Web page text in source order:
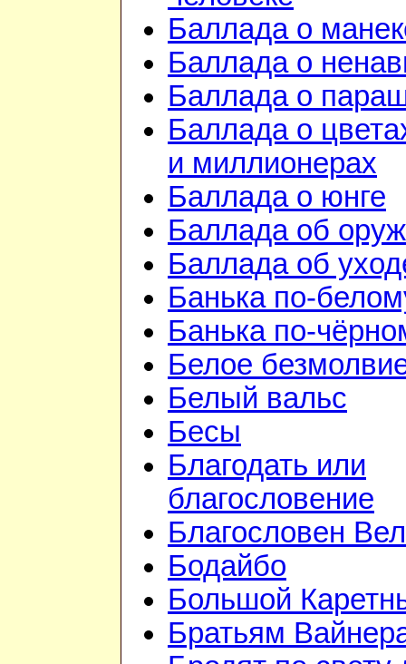
Баллада о
Баллада о
Баллада о
Баллада о
и миллионерах
Баллада о юнге
Баллада об
Баллада об
Банька по-
Банька по-
Белое
Белый вальс
Бесы
Благодать или
благословение
Благословен
Бодайбо
Большой
Братьям